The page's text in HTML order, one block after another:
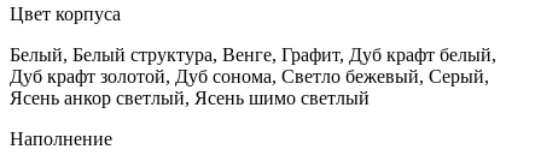
Цвет корпуса
Белый, Белый структура, Венге, Графит, Дуб крафт белый,
Дуб крафт золотой, Дуб сонома, Светло бежевый, Серый,
Ясень анкор светлый, Ясень шимо светлый
Наполнение